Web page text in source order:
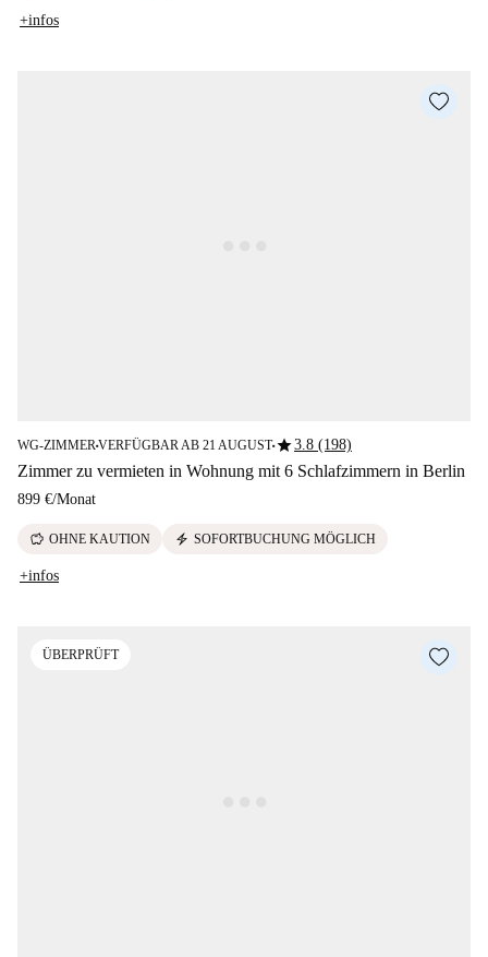
+infos
WG-ZIMMER■VERFÜGBAR AB 21 AUGUST■star3.8 (198)
Zimmer zu vermieten in Wohnung mit 6 Schlafzimmern in Berlin
899 €/Monat
savings OHNE KAUTION electric_bolt SOFORTBUCHUNG MÖGLICH
+infos
ÜBERPRÜFT